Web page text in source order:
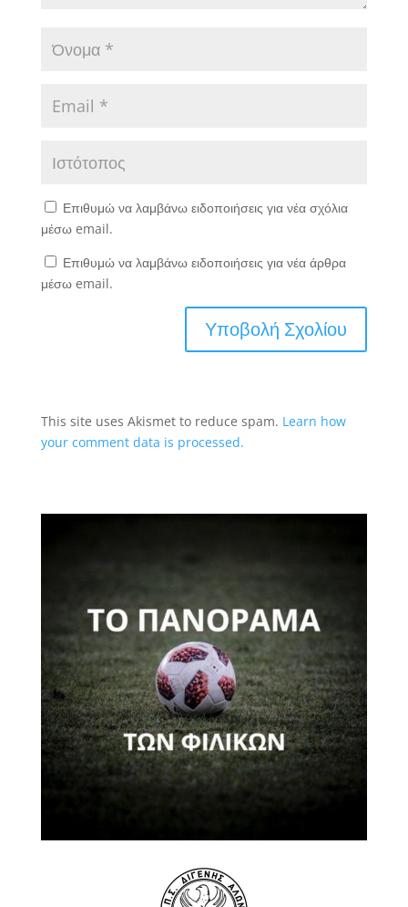
Επιθυμώ να λαμβάνω ειδοποιήσεις για νέα σχόλια
μέσω email.
Επιθυμώ να λαμβάνω ειδοποιήσεις για νέα άρθρα
μέσω email.
This site uses Akismet to reduce spam. Learn how
your comment data is processed.